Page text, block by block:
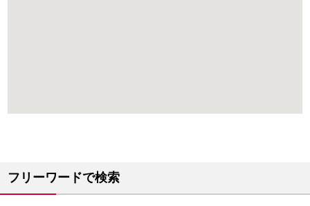
フリーワードで検索